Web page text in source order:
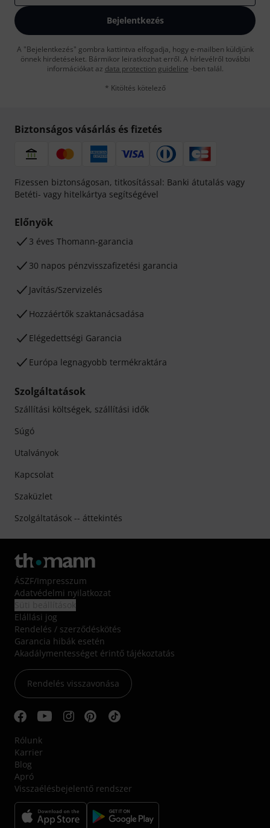
Bejelentkezés
A "Bejelentkezés" gombra kattintva elfogadja, hogy e-mailben küldjünk
önnek hirdetéseket. Bármikor leiratkozhat erről. A hírlevélről további
információkat az data protection guideline -ben talál.
* Kitöltés kötelező
Biztonságos vásárlás és fizetés
Fizessen biztonságosan, titkosítással: Banki átutalás vagy
Betéti- vagy hitelkártya segítségével
Előnyök
3 éves Thomann-garancia
30 napos pénzvisszafizetési garancia
Javítás/Szervizelés
Hozzáértők szaktanácsadása
Elégedettségi Garancia
Európa legnagyobb termékraktára
Szolgáltatások
Szállítási költségek, szállítási idők
Súgó
Utalványok
Kapcsolat
Szaküzlet
Szolgáltatások -- áttekintés
ÁSZF/Impresszum
Adatvédelmi nyilatkozat
Elállási jog
Rendelés / szerződéskötés
Garancia hibák esetén
Akadálymentességet érintő tájékoztatás
Rendelés visszavonása
Rólunk
Karrier
Blog
Apró
Visszaélésbejelentő rendszer